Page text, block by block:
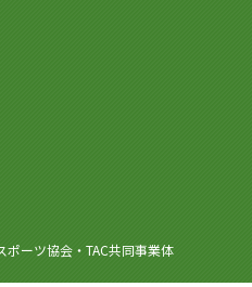
ーツ協会・TAC共同事業体